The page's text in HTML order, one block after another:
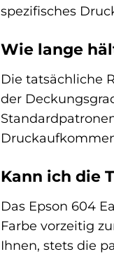
spezifisches
Wie lange
Die tatsächliche
der
Kann ich die
Das Epson 604
Farbe vorzeitig
Ihnen, stets die